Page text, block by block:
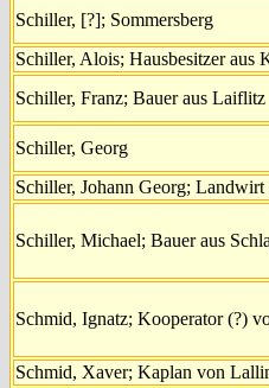
Schiller, [?]; Sommersberg
Schiller, Alois; Hausbesitzer aus
Schiller, Franz; Bauer aus Laiflitz
Schiller, Georg
Schiller, Johann Georg; Landwirt
Schiller, Michael; Bauer aus
Schmid, Ignatz; Kooperator (?)
Schmid, Xaver; Kaplan von